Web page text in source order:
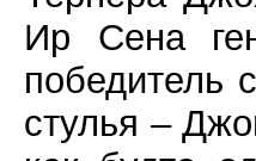
Ир Сена
победитель
стулья –